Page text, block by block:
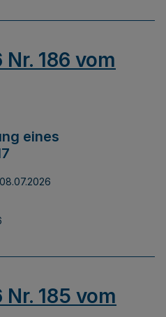
186 vom
eines
08.07.2026
185 vom